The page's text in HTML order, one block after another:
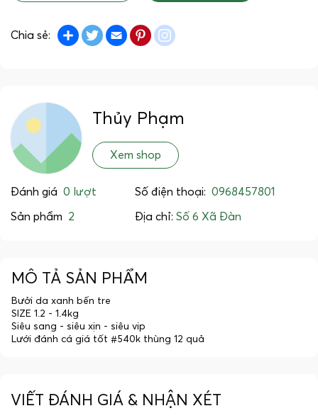
Chia sẻ: Share TwitterEmail Pinterest
Thủy Phạm
Xem shop
Đánh giá 0 lượt Số điện thoại: 0968457801
Sản phẩm 2 Địa chỉ: Số 6 Xã Đàn
MÔ TẢ SẢN PHẨM
Bưởi da xanh bến tre
SIZE 1.2 - 1.4kg
Siêu sang - siêu xịn - siêu vip
Lưới đánh cá giá tốt #540k thùng 12 quả
VIẾT ĐÁNH GIÁ & NHẬN XÉT